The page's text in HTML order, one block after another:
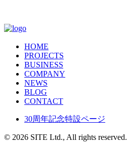
HOME
PROJECTS
BUSINESS
COMPANY
NEWS
BLOG
CONTACT
30周年記念特設ページ
© 2026 SITE Ltd., All rights reserved.